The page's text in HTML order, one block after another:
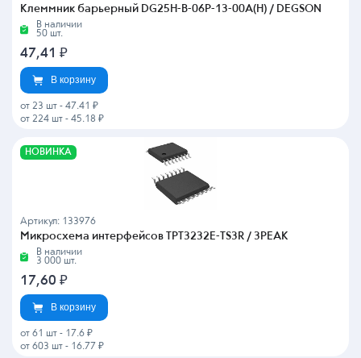
Клеммник барьерный DG25H-B-06P-13-00A(H) / DEGSON
В наличии
50 шт.
47,41 ₽
В корзину
от 23 шт - 47.41 ₽
от 224 шт - 45.18 ₽
НОВИНКА
Артикул: 133976
Микросхема интерфейсов TPT3232E-TS3R / 3PEAK
В наличии
3 000 шт.
17,60 ₽
В корзину
от 61 шт - 17.6 ₽
от 603 шт - 16.77 ₽